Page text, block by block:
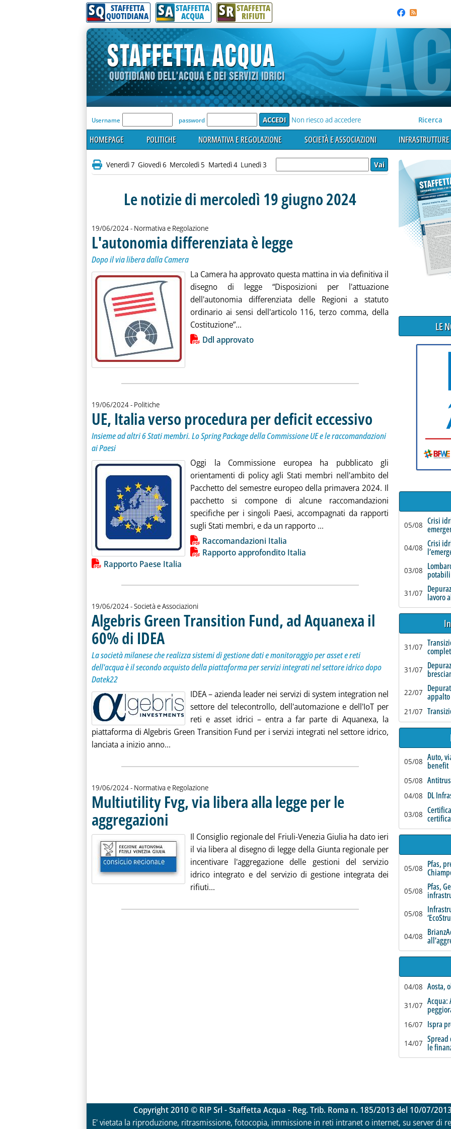
SQ STAFFETTA
QUOTIDIANA SA STAFFETTA
ACQUA SR STAFFETTA
RIFIUTI
'Modulo Login per accedere'
Username password Non riesco ad accedere Ricerca
HOMEPAGE POLITICHE NORMATIVA E REGOLAZIONE SOCIETÀ E ASSOCIAZIONI
Venerdì 7 Giovedì 6 Mercoledì 5 Martedì 4 Lunedì 3
Le notizie di mercoledì 19 giugno 2024
19/06/2024- Normativa e Regolazione
L'autonomia differenziata è legge . Pubblicata mercoledì 19 giugno 2024 alle 17.34.
Dopo il via libera dalla Camera
La Camera ha approvato questa mattina in via definitiva il
disegno di legge “Disposizioni per l'attuazione
dell'autonomia differenziata delle Regioni a statuto
ordinario ai sensi dell'articolo 116, terzo comma, della
Costituzione”... Leggi tutta la notizia: 'L'autonomia differenziata è legge'
Lista allegati PDF alla notizia
Ddl approvato
19/06/2024- Politiche
UE, Italia verso procedura per deficit eccessivo . Sottotitolo: Insieme ad altri 6
Insieme ad altri 6 Stati membri. Lo Spring Package della Commissione UE e le raccomandazioni
ai Paesi
Oggi la Commissione europea ha pubblicato gli
orientamenti di policy agli Stati membri nell'ambito del
Pacchetto del semestre europeo della primavera 2024. Il
pacchetto si compone di alcune raccomandazioni
specifiche per i singoli Paesi, accompagnati da rapporti
sugli Stati membri, e da un rapporto ... Leggi tutta la notizia: 'UE, Italia
Lista allegati PDF alla notiziaRaccomandazioni Italia
Rapporto approfondito Italia
Rapporto Paese Italia
19/06/2024- Società e Associazioni
Algebris Green Transition Fund, ad Aquanexa il
60% di IDEA . Sottotitolo: La società milanese che realizza sistemi di gestione dati e monitoraggio per asset e reti dell'acqua è il
La società milanese che realizza sistemi di gestione dati e monitoraggio per asset e reti
dell'acqua è il secondo acquisto della piattaforma per servizi integrati nel settore idrico dopo
Datek22
IDEA – azienda leader nei servizi di system integration nel
settore del telecontrollo, dell'automazione e dell'IoT per
reti e asset idrici – entra a far parte di Aquanexa, la
piattaforma di Algebris Green Transition Fund per i servizi integrati nel settore idrico,
lanciata a inizio anno... Leggi tutta la notizia: 'Algebris Green Transition Fund, ad Aquanexa il 60% di
19/06/2024- Normativa e Regolazione
Multiutility Fvg, via libera alla legge per le
aggregazioni . Pubblicata mercoledì 19 giugno 2024 alle 11.48.
Il Consiglio regionale del Friuli-Venezia Giulia ha dato ieri
il via libera al disegno di legge della Giunta regionale per
incentivare l'aggregazione delle gestioni del servizio
idrico integrato e del servizio di gestione integrata dei
rifiuti... Leggi tutta la notizia: 'Multiutility Fvg, via libera alla legge per le
LE
05/08 Crisi
04/08 Crisi
03/08 potabili
31/07 lavoro
31/07
31/07
22/07
21/07
05/08 Auto,
benefit
05/08
04/08 DL
03/08
05/08 Pfas,
05/08 Pfas,
05/08
04/08
04/08 Aosta,
31/07 Acqua:
16/07 Ispra
14/07 Spread
le
Copyright 2010 © RIP Srl - Staffetta Acqua - Reg. Trib. Roma n. 185/2013 del 10/07/
E' vietata la riproduzione, ritrasmissione, fotocopia, immissione in reti intranet o internet, su server di